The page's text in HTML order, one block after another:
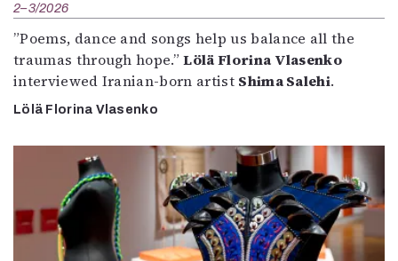
2–3/2026
”Poems, dance and songs help us balance all the
traumas through hope.”Lölä Florina Vlasenko
interviewed Iranian-born artist Shima Salehi.
Lölä Florina Vlasenko